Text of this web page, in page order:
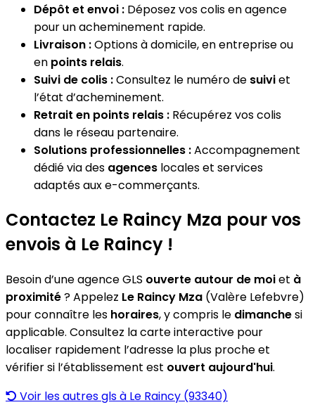
Dépôt et envoi : Déposez vos colis en agence
pour un acheminement rapide.
Livraison :Options à domicile, en entreprise ou
en points relais.
Suivi de colis :Consultez le numéro de suiviet
l’état d’acheminement.
Retrait en points relais : Récupérez vos colis
dans le réseau partenaire.
Solutions professionnelles :Accompagnement
dédié via des agences locales et services
adaptés aux e-commerçants.
Contactez Le Raincy Mza pour vos
envois à Le Raincy !
Besoin d’une agence GLS ouverte autour de moiet à
proximité? Appelez Le Raincy Mza (Valère Lefebvre)
pour connaître les horaires, y compris le dimanchesi
applicable. Consultez la carte interactive pour
localiser rapidement l’adresse la plus proche et
vérifier si l’établissement est ouvert aujourd'hui.
Voir les autres gls à Le Raincy (93340)